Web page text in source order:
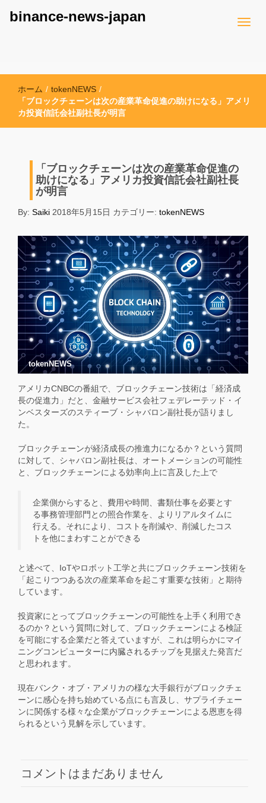
binance-news-japan
ホーム / tokenNEWS /
「ブロックチェーンは次の産業革命促進の助けになる」アメリ
カ投資信託会社副社長が明言
「ブロックチェーンは次の産業革命促進の
助けになる」アメリカ投資信託会社副社長
が明言
By: Saiki 2018年5月15日 カテゴリー: tokenNEWS
tokenNEWS
アメリカCNBCの番組で、ブロックチェーン技術は「経済成
長の促進力」だと、金融サービス会社フェデレーテッド・イ
ンベスターズのスティーブ・シャバロン副社長が語りまし
た。
ブロックチェーンが経済成長の推進力になるか？という質問
に対して、シャバロン副社長は、オートメーションの可能性
と、ブロックチェーンによる効率向上に言及した上で
企業側からすると、費用や時間、書類仕事を必要とす
る事務管理部門との照合作業を、よりリアルタイムに
行える。それにより、コストを削減や、削減したコス
トを他にまわすことができる
と述べて、IoTやロボット工学と共にブロックチェーン技術を
「起こりつつある次の産業革命を起こす重要な技術」と期待
しています。
投資家にとってブロックチェーンの可能性を上手く利用でき
るのか？という質問に対して、ブロックチェーンによる検証
を可能にする企業だと答えていますが、これは明らかにマイ
ニングコンピューターに内臓されるチップを見据えた発言だ
と思われます。
現在バンク・オブ・アメリカの様な大手銀行がブロックチェ
ーンに感心を持ち始めている点にも言及し、サプライチェー
ンに関係する様々な企業がブロックチェーンによる恩恵を得
られるという見解を示しています。
コメントはまだありません